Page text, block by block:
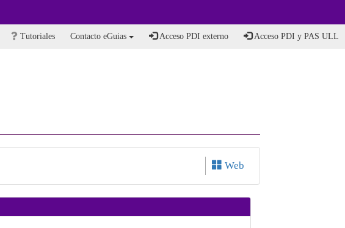
Tutoriales Contacto eGuias Acceso PDI externo Acceso PDI y PAS ULL
Web